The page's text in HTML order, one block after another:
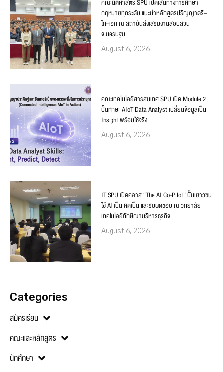
คณะนิติศาสตร์ SPU เปิดเส้นทางการศึกษา
กฎหมายทุกระดับ แนะนำหลักสูตรปริญญาตรี–
โท–เอก ณ สถาบันส่งเสริมงานสอบสวน
จ.นครปฐม
August 6, 2026
คณะเทคโนโลยีสารสนเทศ SPU เปิด Module 2
ปั้นทักษะ AIoT Data Analyst เปลี่ยนข้อมูลเป็น
Insight พร้อมใช้จริง
August 6, 2026
IT SPU เปิดคลาส “The AI Co-Pilot” ปั้นเยาวชน
ใช้ AI เป็น คิดเป็น และรับผิดชอบ ณ วิทยาลัย
เทคโนโลยีทักษิณาบริหารธุรกิจ
August 6, 2026
Categories
สมัครเรียน
คณะและหลักสูตร
นักศึกษา